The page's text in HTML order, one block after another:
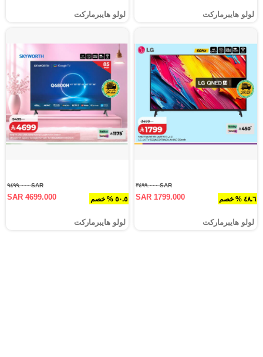
لولو هايبرماركت لولو هايبرماركت
٤٨.٦ % خصم
SAR ٣٤٩٩.٠٠٠
SAR 1799.000
لولو هايبرماركت
٥٠.٥ % خصم
SAR ٩٤٩٩.٠٠٠
SAR 4699.000
لولو هايبرماركت